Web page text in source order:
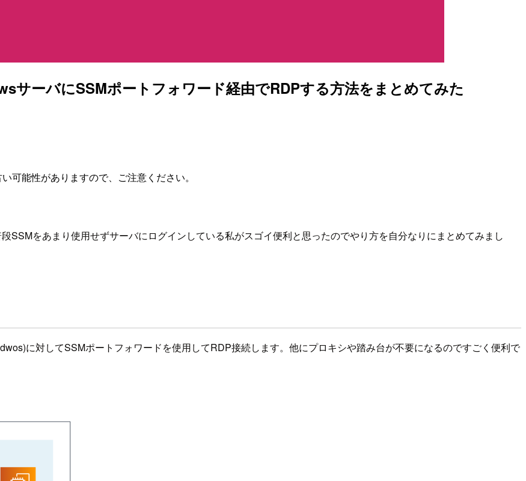
ーバにSSMポートフォワード経由でRDPする方法をまとめてみた
可能性がありますので、ご注意ください。
SSMをあまり使用せずサーバにログインしている私がスゴイ便利と思ったのでやり方を自分なりにまとめてみまし
に対してSSMポートフォワードを使用してRDP接続します。他にプロキシや踏み台が不要になるのですごく便利で